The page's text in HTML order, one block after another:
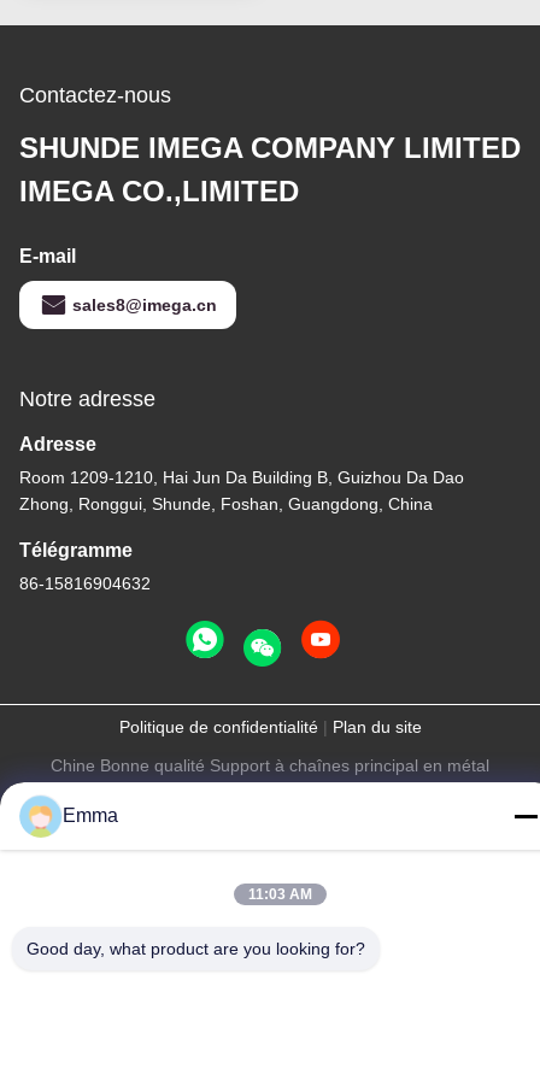
Contactez-nous
SHUNDE IMEGA COMPANY LIMITED
IMEGA CO.,LIMITED
E-mail
sales8@imega.cn
Notre adresse
Adresse
Room 1209-1210, Hai Jun Da Building B, Guizhou Da Dao
Zhong, Ronggui, Shunde, Foshan, Guangdong, China
Télégramme
86-15816904632
Politique de confidentialité| Plan du site
Chine Bonne qualité Support à chaînes principal en métal
Fournisseur. Copyright © -2026 SHUNDE IMEGA COMPANY
LIMITED IMEGA CO.,LIMITED . Tous droits réservés.
Emma
11:03 AM
Good day, what product are you looking for?